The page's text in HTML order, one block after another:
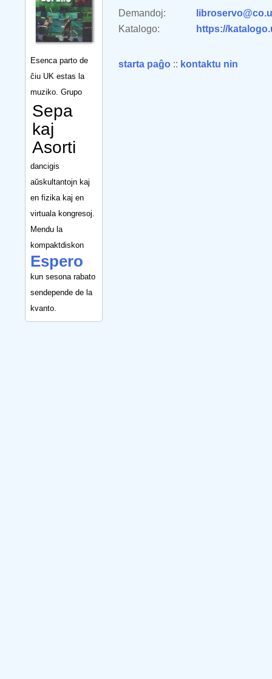
Esenca parto de
ĉiu UK estas la
muziko. Grupo
Sepa
kaj
Asorti
dancigis
aŭskultantojn kaj
en fizika kaj en
virtuala kongresoj.
Mendu la
kompaktdiskon
Espero
kun sesona rabato
sendepende de la
kvanto.
Demandoj:
Katalogo:
https://
starta paĝo :: kontaktu nin